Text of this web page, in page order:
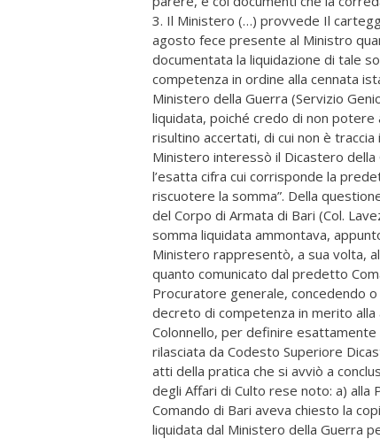
3. Il Ministero (…) provvede Il
agosto fece presente al Ministro
documentata la liquidazione di tale
competenza in ordine alla cennata
Ministero della Guerra (Servizio
liquidata, poiché credo di non
risultino accertati, di cui non è
Ministero interessò il Dicastero della
l’esatta cifra cui corrisponde la
riscuotere la somma”. Della
del Corpo di Armata di Bari (Col.
somma liquidata ammontava,
Ministero rappresentò, a sua volta,
quanto comunicato dal predetto
Procuratore generale, concedendo o
decreto di competenza in merito
Colonnello, per definire esattamente
rilasciata da Codesto Superiore
atti della pratica che si avviò a
degli Affari di Culto rese noto: a) alla
Comando di Bari aveva chiesto la
liquidata dal Ministero della Guerra